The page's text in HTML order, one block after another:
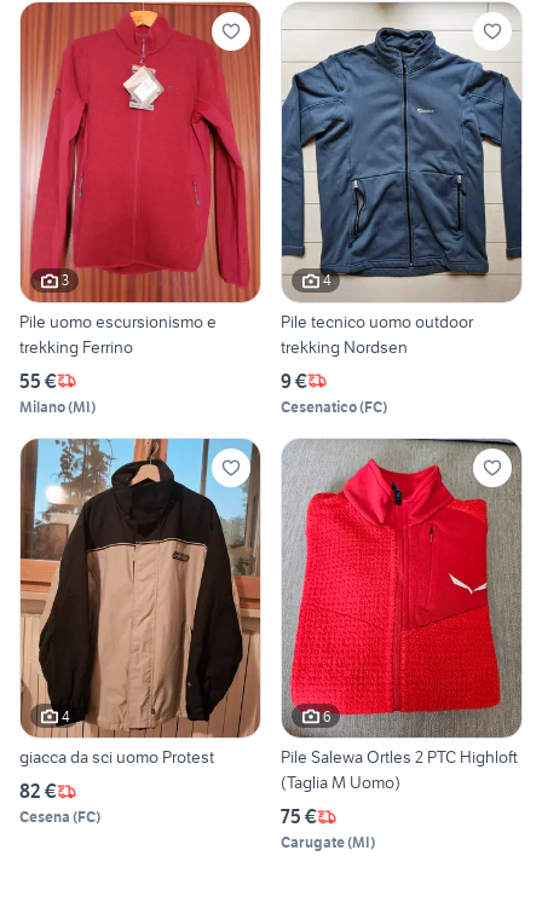
3
Pile uomo escursionismo e
trekking Ferrino
55 €
Milano(MI)
4
Pile tecnico uomo outdoor
trekking Nordsen
9 €
Cesenatico(FC)
4
giacca da sci uomo Protest
82 €
Cesena (FC)
6
Pile Salewa Ortles 2 PTC Highloft
(Taglia M Uomo)
75 €
Carugate(MI)